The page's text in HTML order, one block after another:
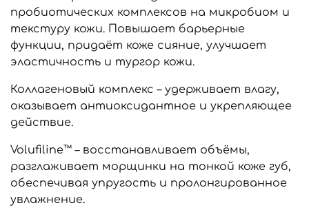
пробиотических комплексов на микробиом и
текстуру кожи. Повышает барьерные
функции, придаёт коже сияние, улучшает
эластичность и тургор кожи.
Коллагеновый комплекс – удерживает влагу,
оказывает антиоксидантное и укрепляющее
действие.
Volufiline™ – восстанавливает объёмы,
разглаживает морщинки на тонкой коже губ,
обеспечивая упругость и пролонгированное
увлажнение.